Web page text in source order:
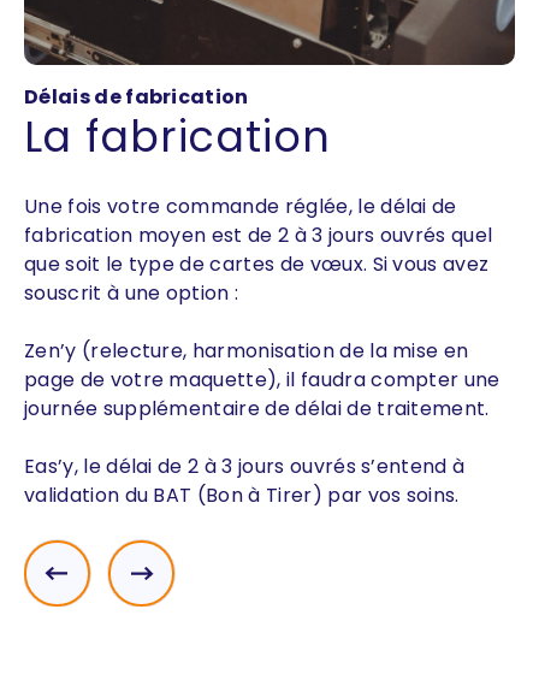
Délais de fabrication
La fabrication
Une fois votre commande réglée, le délai de
fabrication moyen est de 2 à 3 jours ouvrés quel
que soit le type de cartes de vœux. Si vous avez
souscrit à une option :
Zen’y (relecture, harmonisation de la mise en
page de votre maquette), il faudra compter une
journée supplémentaire de délai de traitement.
Eas’y, le délai de 2 à 3 jours ouvrés s’entend à
validation du BAT (Bon à Tirer) par vos soins.
PrécédentSuivant